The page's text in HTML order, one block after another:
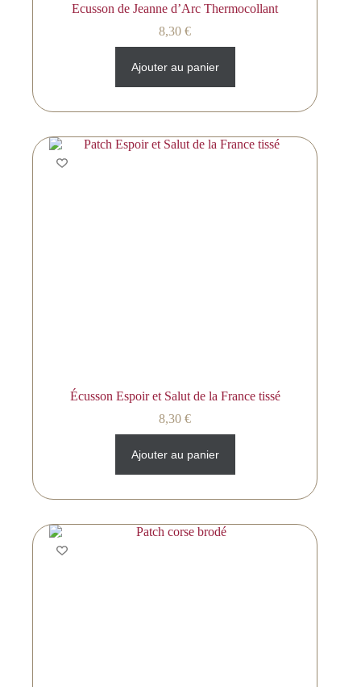
Ecusson de Jeanne d’Arc Thermocollant
8,30€
Ajouter au panier
Écusson Espoir et Salut de la France tissé
8,30€
Ajouter au panier